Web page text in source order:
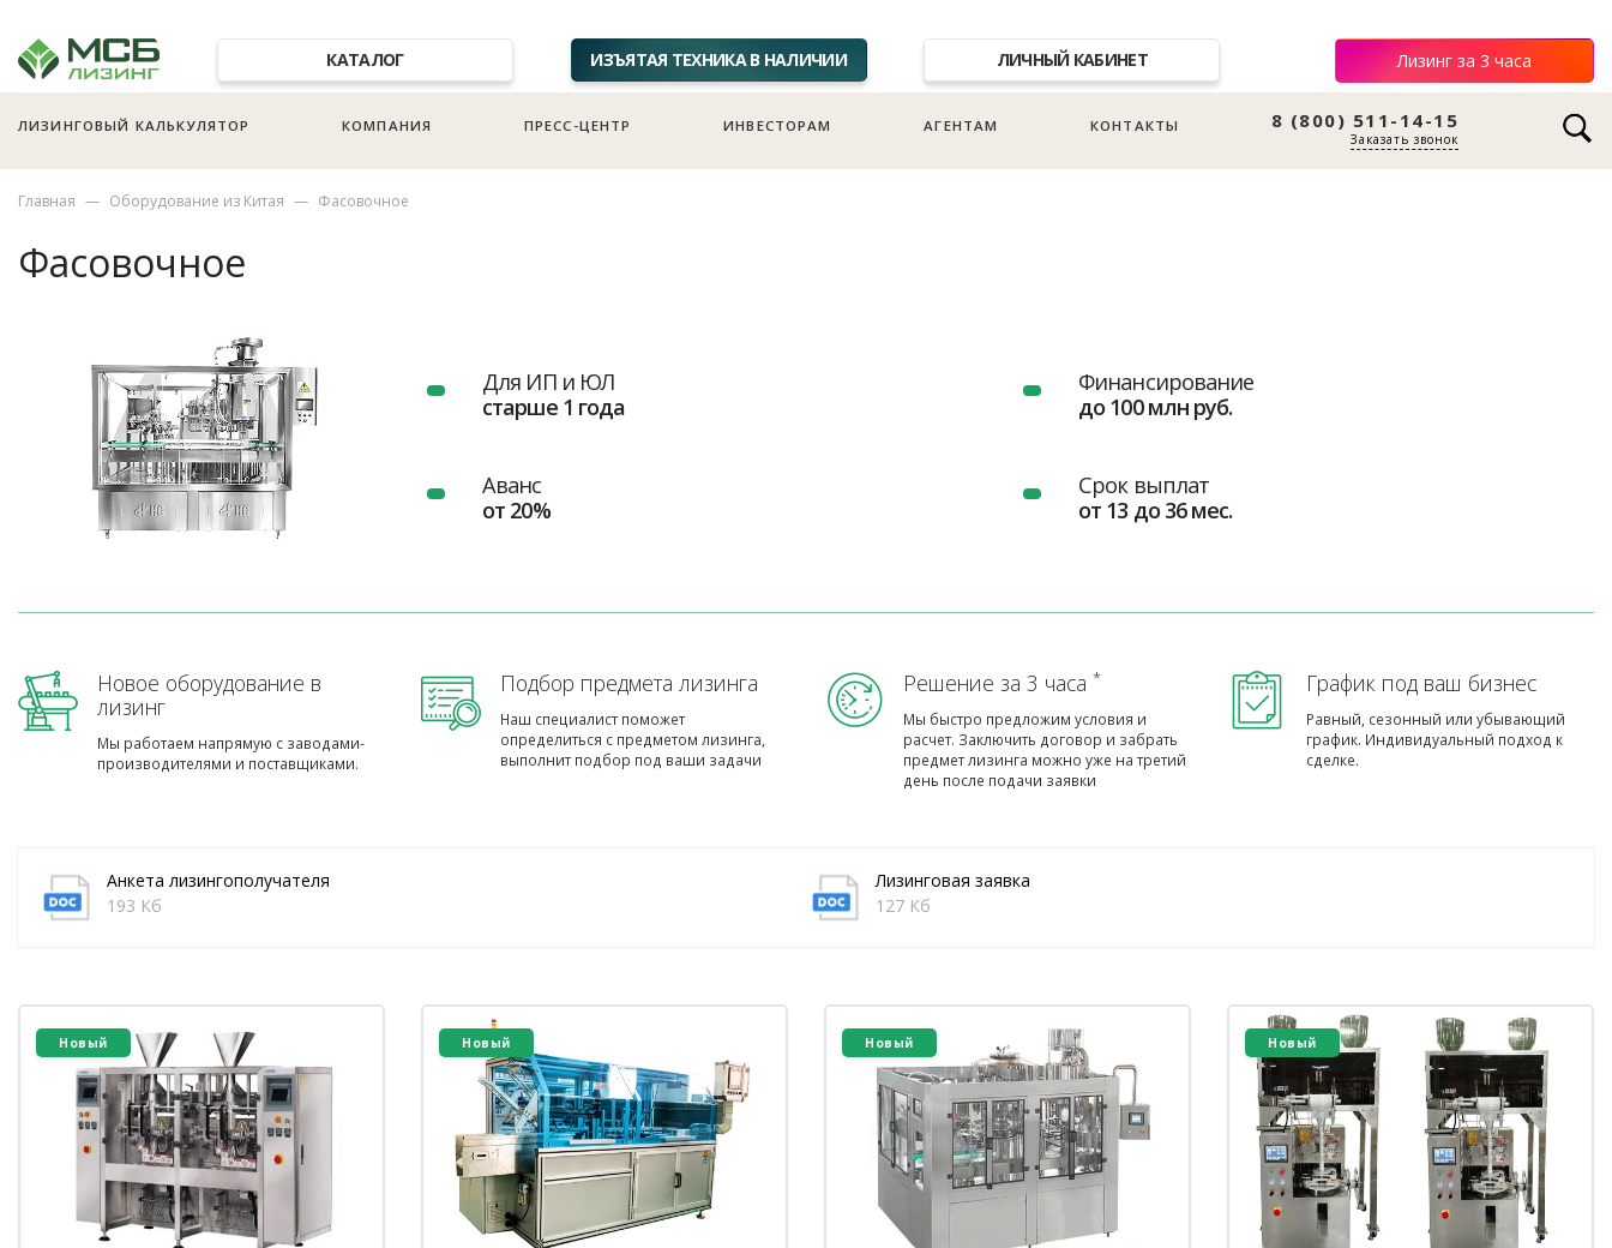
КАТАЛОГ ИЗЪЯТАЯ ТЕХНИКА В НАЛИЧИИ ЛИЧНЫЙ КАБИНЕТ Лизинг за 3 часа
ЛИЗИНГОВЫЙ КАЛЬКУЛЯТОР КОМПАНИЯ ПРЕСС-ЦЕНТР ИНВЕСТОРАМ АГЕНТАМ КОНТАКТЫ 8 (800) 511-14-15
Заказать звонок
Главная Оборудование из Китая Фасовочное
Фасовочное
Для ИП и ЮЛ
старше 1 года
Финансирование
до 100 млн руб.
Аванс
от 20%
Срок выплат
от 13 до 36 мес.
Новое оборудование в
лизинг
Мы работаем напрямую с заводами-
производителями и поставщиками.
Подбор предмета лизинга
Наш специалист поможет
определиться с предметом лизинга,
выполнит подбор под ваши задачи
Решение за 3 часа *
Мы быстро предложим условия и
расчет. Заключить договор и забрать
предмет лизинга можно уже на третий
день после подачи заявки
График под ваш бизнес
Равный, сезонный или убывающий
график. Индивидуальный подход к
сделке.
Анкета лизингополучателя
193 Кб
Лизинговая заявка
127 Кб
Новый Новый Новый Новый